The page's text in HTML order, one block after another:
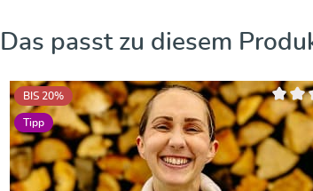
Produktgalerie überspringen
Das passt zu diesem
BIS 20%
Tipp